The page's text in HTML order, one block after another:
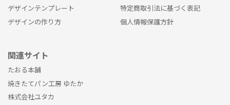
デザインテンプレート
デザインの作り方
特定商取引法に基づく表記
個人情報保護方針
関連サイト
たおる本舗
焼きたてパン工房 ゆたか
株式会社ユタカ